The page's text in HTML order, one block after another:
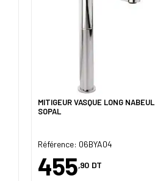
MITIGEUR VASQUE LONG NABEUL
SOPAL
Référence: 06BYA04
455,90 DT